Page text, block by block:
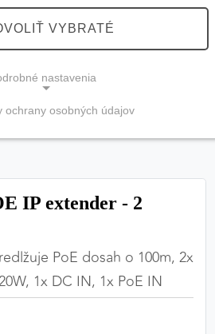
IP extender - 2
PoE dosah o 100m, 2x
1x DC IN, 1x PoE IN
VYBRATÉ
nastavenia
vypnúť)
na správne fungovanie
bez nich by nebolo možné
funkčnosť.
COOKIES
ochrany osobných údajov